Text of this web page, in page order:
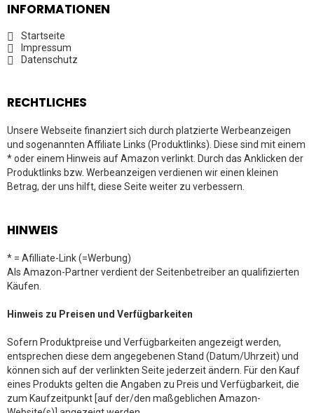
INFORMATIONEN
Startseite
Impressum
Datenschutz
RECHTLICHES
Unsere Webseite finanziert sich durch platzierte Werbeanzeigen
und sogenannten Affiliate Links (Produktlinks). Diese sind mit einem
* oder einem Hinweis auf Amazon verlinkt. Durch das Anklicken der
Produktlinks bzw. Werbeanzeigen verdienen wir einen kleinen
Betrag, der uns hilft, diese Seite weiter zu verbessern.
HINWEIS
* = Afilliate-Link (=Werbung)
Als Amazon-Partner verdient der Seitenbetreiber an qualifizierten
Käufen.
Hinweis zu Preisen und Verfügbarkeiten
Sofern Produktpreise und Verfügbarkeiten angezeigt werden,
entsprechen diese dem angegebenen Stand (Datum/Uhrzeit) und
können sich auf der verlinkten Seite jederzeit ändern. Für den Kauf
eines Produkts gelten die Angaben zu Preis und Verfügbarkeit, die
zum Kaufzeitpunkt [auf der/den maßgeblichen Amazon-